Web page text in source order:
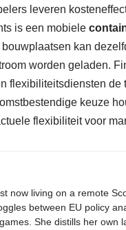
leveren
is een mobiele
kan
worden geladen.
flexibiliteitsdiensten
keuze
flexibiliteit voor
now living on a remote
between EU policy
She distills her own